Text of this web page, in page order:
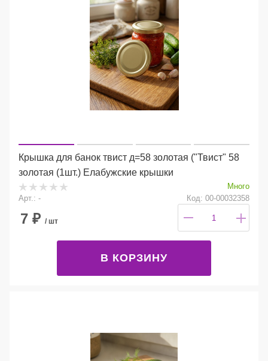
Крышка для банок твист д=58 золотая ("Твист" 58
золотая (1шт.) Елабужские крышки
Много
Арт.: -
Код: 00-00032358
7 ₽ / шт
В КОРЗИНУ